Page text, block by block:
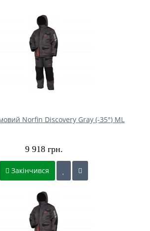
Norfin Discovery Gray (-35°) ML
9 918 грн.
Закінчився